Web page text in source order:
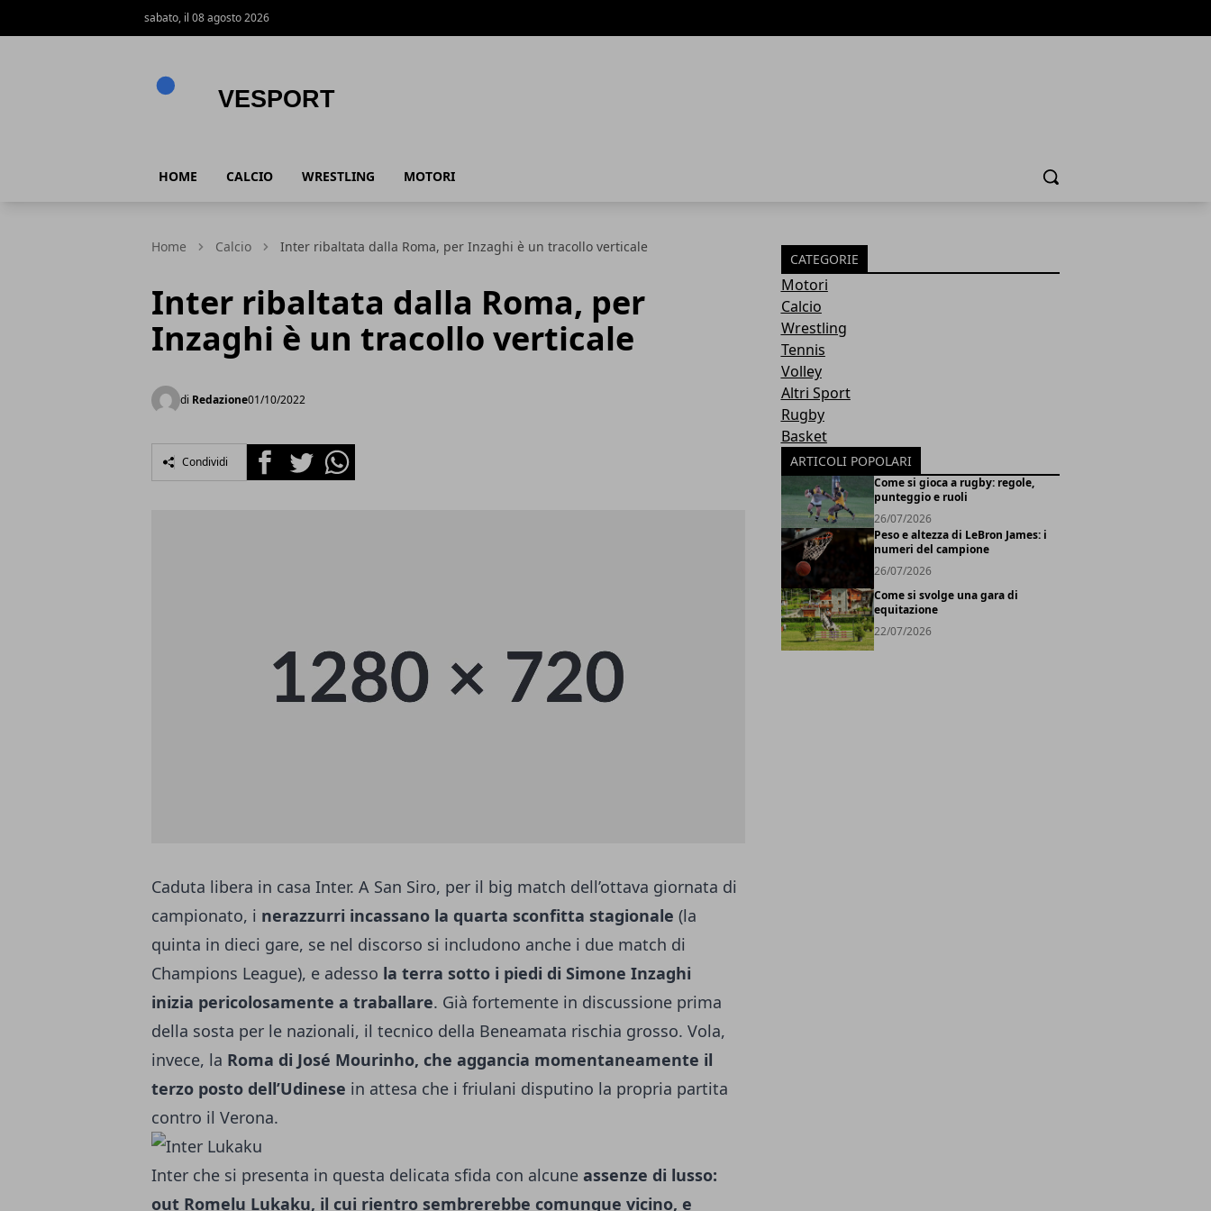
sabato, il 08 agosto 2026
HOME CALCIO WRESTLING MOTORI Cerca
Home Calcio Inter ribaltata dalla Roma, per Inzaghi è un tracollo verticale
Inter ribaltata dalla Roma, per
Inzaghi è un tracollo verticale
di Redazione01/10/2022
Condividi FacebookTwitterWhatsapp
Caduta libera in casa Inter. A San Siro, per il big match dell’ottava giornata di
campionato, i nerazzurri incassano la quarta sconfitta stagionale (la
quinta in dieci gare, se nel discorso si includono anche i due match di
Champions League), e adesso la terra sotto i piedi di Simone Inzaghi
inizia pericolosamente a traballare. Già fortemente in discussione prima
della sosta per le nazionali, il tecnico della Beneamata rischia grosso. Vola,
invece, la Roma di José Mourinho, che aggancia momentaneamente il
terzo posto dell’Udinese in attesa che i friulani disputino la propria partita
contro il Verona.
Inter che si presenta in questa delicata sfida con alcune assenze di lusso:
out Romelu Lukaku, il cui rientro sembrerebbe comunque vicino, e
CATEGORIE
Motori
Calcio
Wrestling
Tennis
Volley
Altri Sport
Rugby
Basket
ARTICOLI POPOLARI
Come si gioca a rugby: regole,
punteggio e ruoli
26/07/2026
Peso e altezza di LeBron James: i
numeri del campione
26/07/2026
Come si svolge una gara di
equitazione
22/07/2026